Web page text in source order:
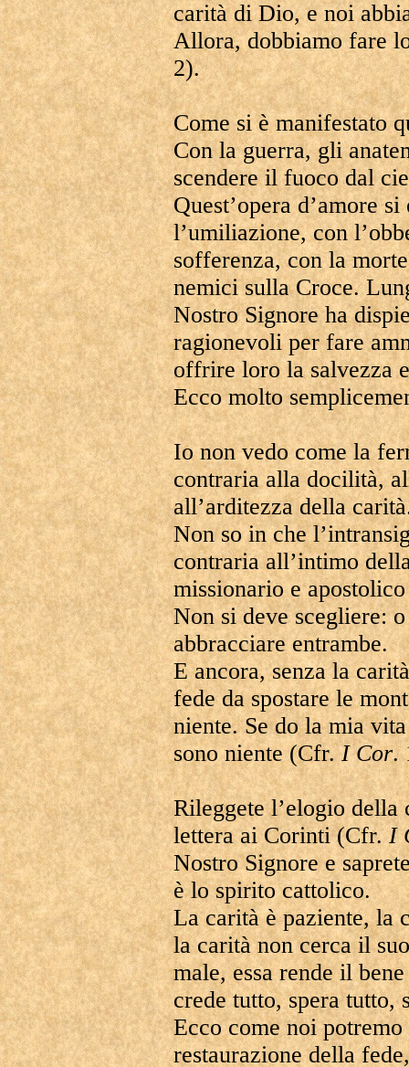
carità di Dio, e noi
Allora, dobbiamo fare
2).
Come si è manifestato
Con la guerra, gli
scendere il fuoco dal
Quest’opera d’amore
l’umiliazione, con
sofferenza, con la
nemici sulla Croce.
Nostro Signore ha
ragionevoli per fare
offrire loro la salvezza
Ecco molto
Io non vedo come la
contraria alla docilità,
all’arditezza della
Non so in che
contraria all’intimo
missionario e
Non si deve scegliere:
abbracciare entrambe.
E ancora, senza la
fede da spostare le
niente. Se do la mia
sono niente (Cfr.I Cor.
Rileggete l’elogio della
lettera ai Corinti (Cfr.I
Nostro Signore e
è lo spirito cattolico.
La carità è paziente, la
la carità non cerca il
male, essa rende il
crede tutto, spera tutto,
Ecco come noi
restaurazione della